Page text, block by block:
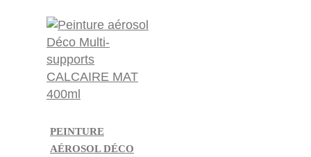
PEINTURE
AÉROSOL DÉCO